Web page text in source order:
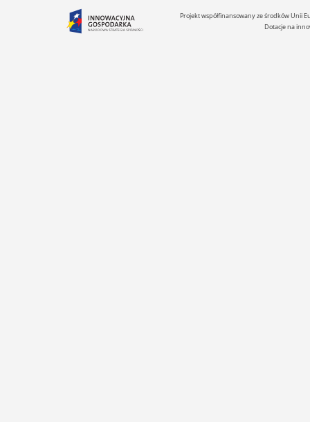
Projekt współfinansowany ze środków Unii
Dotacje na